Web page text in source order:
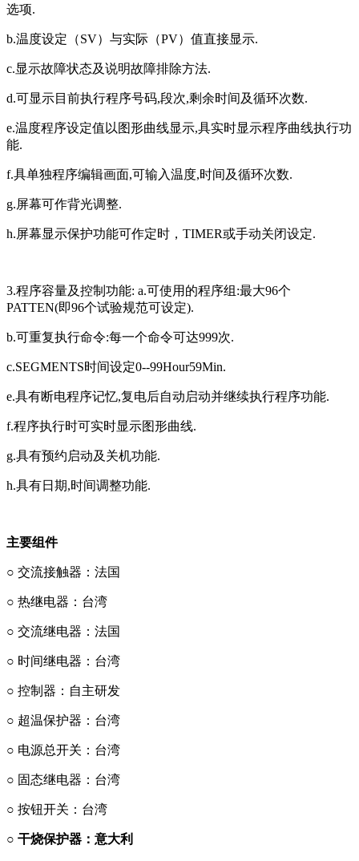
选项.
b.温度设定（SV）与实际（PV）值直接显示.
c.显示故障状态及说明故障排除方法.
d.可显示目前执行程序号码,段次,剩余时间及循环次数.
e.温度程序设定值以图形曲线显示,具实时显示程序曲线执行功
能.
f.具单独程序编辑画面,可输入温度,时间及循环次数.
g.屏幕可作背光调整.
h.屏幕显示保护功能可作定时，TIMER或手动关闭设定.
3.程序容量及控制功能: a.可使用的程序组:最大96个
PATTEN(即96个试验规范可设定).
b.可重复执行命令:每一个命令可达999次.
c.SEGMENTS时间设定0--99Hour59Min.
e.具有断电程序记忆,复电后自动启动并继续执行程序功能.
f.程序执行时可实时显示图形曲线.
g.具有预约启动及关机功能.
h.具有日期,时间调整功能.
主要组件
○ 交流接触器：法国
○ 热继电器：台湾
○ 交流继电器：法国
○ 时间继电器：台湾
○ 控制器：自主研发
○ 超温保护器：台湾
○ 电源总开关：台湾
○ 固态继电器：台湾
○ 按钮开关：台湾
○ 干烧保护器：意大利